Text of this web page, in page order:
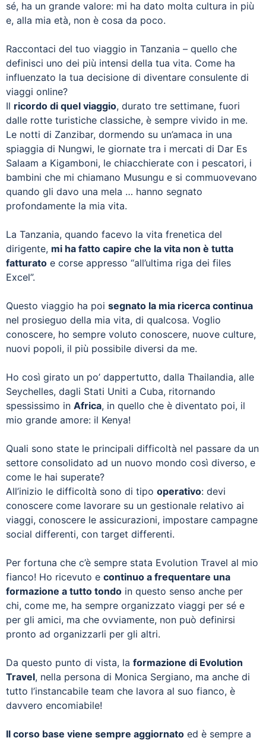
sé, ha un grande valore: mi ha dato molta cultura in più
e, alla mia età, non è cosa da poco.
Raccontaci del tuo viaggio in Tanzania – quello che
definisci uno dei più intensi della tua vita. Come ha
influenzato la tua decisione di diventare consulente di
viaggi online?
Il ricordo di quel viaggio, durato tre settimane, fuori
dalle rotte turistiche classiche, è sempre vivido in me.
Le notti di Zanzibar, dormendo su un’amaca in una
spiaggia di Nungwi, le giornate tra i mercati di Dar Es
Salaam a Kigamboni, le chiacchierate con i pescatori, i
bambini che mi chiamano Musungu e si commuovevano
quando gli davo una mela … hanno segnato
profondamente la mia vita.
La Tanzania, quando facevo la vita frenetica del
dirigente, mi ha fatto capire che la vita non è tutta
fatturato e corse appresso “all’ultima riga dei files
Excel”.
Questo viaggio ha poi segnato la mia ricerca continua
nel prosieguo della mia vita, di qualcosa. Voglio
conoscere, ho sempre voluto conoscere, nuove culture,
nuovi popoli, il più possibile diversi da me.
Ho così girato un po’ dappertutto, dalla Thailandia, alle
Seychelles, dagli Stati Uniti a Cuba, ritornando
spessissimo in Africa, in quello che è diventato poi, il
mio grande amore: il Kenya!
Quali sono state le principali difficoltà nel passare da un
settore consolidato ad un nuovo mondo così diverso, e
come le hai superate?
All’inizio le difficoltà sono di tipo operativo: devi
conoscere come lavorare su un gestionale relativo ai
viaggi, conoscere le assicurazioni, impostare campagne
social differenti, con target differenti.
Per fortuna che c’è sempre stata Evolution Travel al mio
fianco! Ho ricevuto e continuo a frequentare una
formazione a tutto tondo in questo senso anche per
chi, come me, ha sempre organizzato viaggi per sé e
per gli amici, ma che ovviamente, non può definirsi
pronto ad organizzarli per gli altri.
Da questo punto di vista, la formazione di Evolution
Travel, nella persona di Monica Sergiano, ma anche di
tutto l’instancabile team che lavora al suo fianco, è
davvero encomiabile!
Il corso base viene sempre aggiornato ed è sempre a